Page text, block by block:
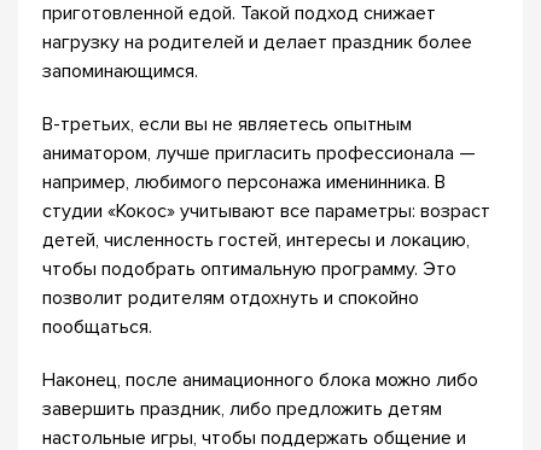
приготовленной едой. Такой подход снижает
нагрузку на родителей и делает праздник более
запоминающимся.
В-третьих, если вы не являетесь опытным
аниматором, лучше пригласить профессионала —
например, любимого персонажа именинника. В
студии «Кокос» учитывают все параметры: возраст
детей, численность гостей, интересы и локацию,
чтобы подобрать оптимальную программу. Это
позволит родителям отдохнуть и спокойно
пообщаться.
Наконец, после анимационного блока можно либо
завершить праздник, либо предложить детям
настольные игры, чтобы поддержать общение и